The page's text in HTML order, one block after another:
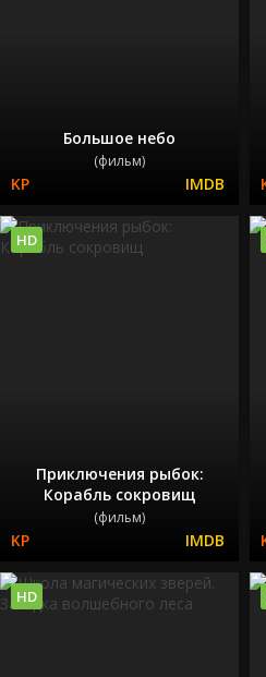
Большое небо
(фильм)
Приключения рыбок:
Корабль сокровищ
(фильм)
HD
HD